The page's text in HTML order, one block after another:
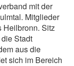
mit der
Mitglieder
Heilbronn. Sitz
Stadt
aus die
sich im Bereich